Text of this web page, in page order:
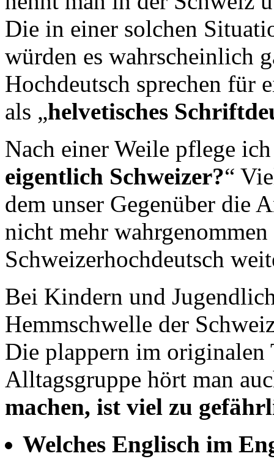
Die in einer solchen
würden es wahrscheinlich
Hochdeutsch sprechen für
als „helvetisches
Nach einer Weile pflege
eigentlich Schweizer?“
dem unser Gegenüber die
nicht mehr
Schweizerhochdeutsch
Bei Kindern und
Hemmschwelle der
Die plappern im originalen
Alltagsgruppe hört man
machen, ist viel zu
Welches Englisch im